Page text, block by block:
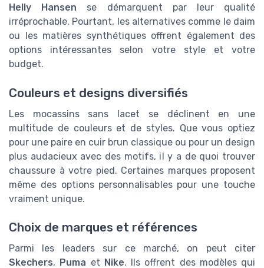
Helly Hansen se démarquent par leur qualité
irréprochable. Pourtant, les alternatives comme le daim
ou les matières synthétiques offrent également des
options intéressantes selon votre style et votre
budget.
Couleurs et designs diversifiés
Les mocassins sans lacet se déclinent en une
multitude de couleurs et de styles. Que vous optiez
pour une paire en cuir brun classique ou pour un design
plus audacieux avec des motifs, il y a de quoi trouver
chaussure à votre pied. Certaines marques proposent
même des options personnalisables pour une touche
vraiment unique.
Choix de marques et références
Parmi les leaders sur ce marché, on peut citer
Skechers, Puma et Nike. Ils offrent des modèles qui